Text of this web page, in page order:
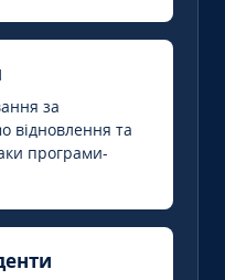
за
відновлення та
програми-